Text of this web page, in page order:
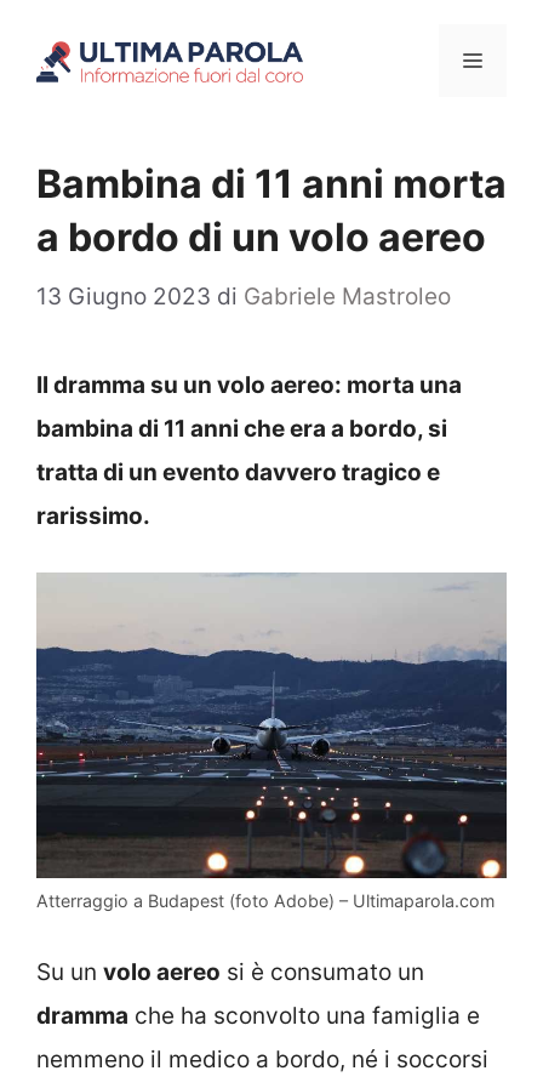
Menu
Bambina di 11 anni morta
a bordo di un volo aereo
13 Giugno 2023 di Gabriele Mastroleo
Il dramma su un volo aereo: morta una
bambina di 11 anni che era a bordo, si
tratta di un evento davvero tragico e
rarissimo.
Atterraggio a Budapest (foto Adobe) – Ultimaparola.com
Su un volo aereo si è consumato un
dramma che ha sconvolto una famiglia e
nemmeno il medico a bordo, né i soccorsi